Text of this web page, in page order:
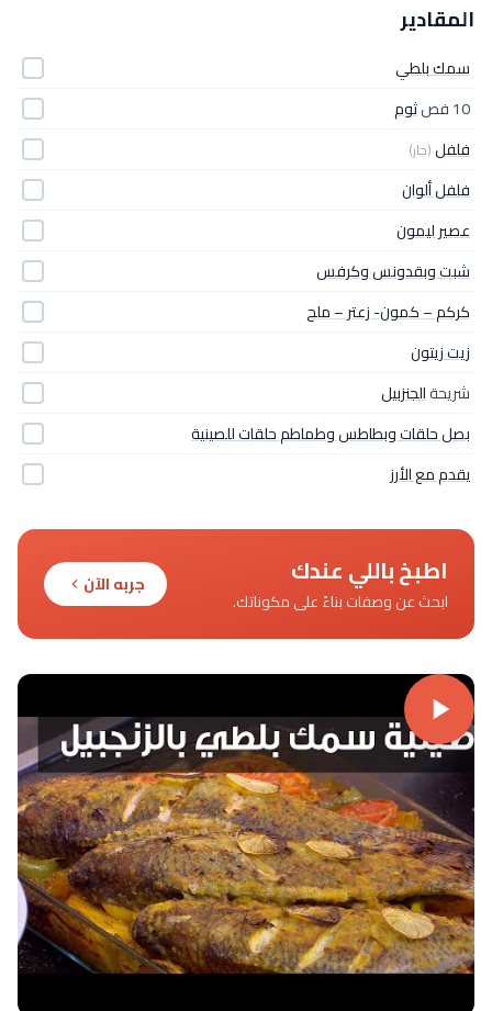
المقادير
سمك بلطي
10 فص
ثوم
فلفل(حار)
فلفل ألوان
عصير ليمون
شبت وبقدونس وكرفس
كركم – كمون- زعتر – ملح
زيت زيتون
شريحةالجنزبيل
بصل حلقات وبطاطس وطماطم حلقات للصينية
يقدم مع الأرز
اطبخ باللي عندك
ابحث عن وصفات بناءً على مكوناتك.
جربه الآن